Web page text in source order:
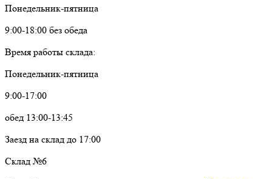
Понедельник-пятница
9:00-18:00 без обеда
Время работы склада:
Понедельник-пятница
9:00-17:00
обед 13:00-13:45
Заезд на склад до 17:00
Склад №6